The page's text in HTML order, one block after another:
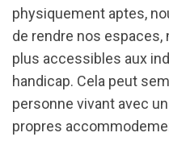
physiquement aptes,
de rendre nos
plus accessibles aux
handicap. Cela peut
personne vivant avec
propres